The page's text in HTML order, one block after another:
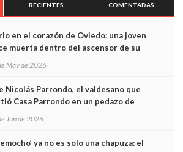
RECIENTES COMENTADAS
en el corazón de Oviedo: una joven
muerta dentro del ascensor de su
y las cámaras captan sus últimos minutos
May de 2026
Nicolás Parrondo, el valdesano que
Casa Parrondo en un pedazo de
en Madrid
Jun de 2026
ya no es solo una chapuza: el